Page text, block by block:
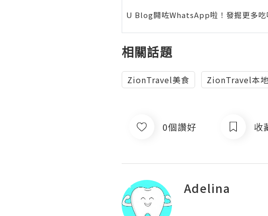
U Blog開咗WhatsApp啦！發掘更多吃
相關話題
ZionTravel美食 ZionTravel本
0個讚好 收
Adelina